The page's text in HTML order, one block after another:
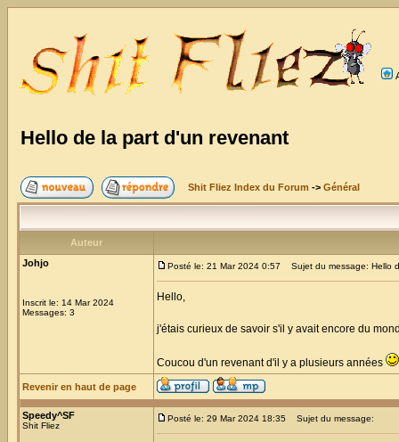
Hello de la part d'un revenant
Shit Fliez Index du Forum -> Général
Auteur
Johjo
Inscrit le: 14 Mar 2024
Messages: 3
Posté le: 21 Mar 2024 0:57 Sujet du message: Hello
Hello,
j'étais curieux de savoir s'il y avait encore du
Coucou d'un revenant d'il y a plusieurs années
Revenir en haut de page
Speedy^SF
Shit Fliez
Posté le: 29 Mar 2024 18:35 Sujet du message: